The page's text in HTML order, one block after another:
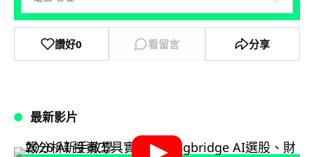
讚好0 看留言 分享
最新影片